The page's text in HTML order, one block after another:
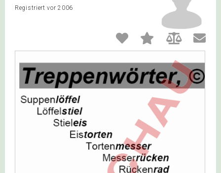
Registriert vor 2006